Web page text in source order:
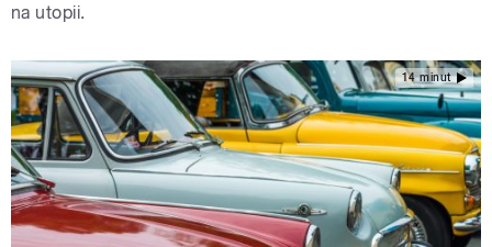
na utopii.
14 minut